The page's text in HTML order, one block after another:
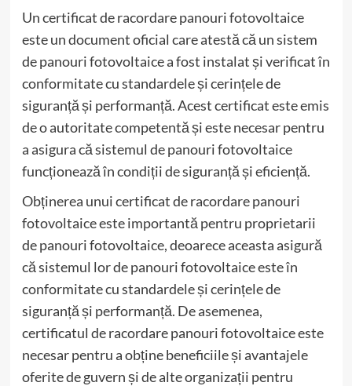
Un certificat de racordare panouri fotovoltaice
este un document oficial care atestă că un sistem
de panouri fotovoltaice a fost instalat și verificat în
conformitate cu standardele și cerințele de
siguranță și performanță. Acest certificat este emis
de o autoritate competentă și este necesar pentru
a asigura că sistemul de panouri fotovoltaice
funcționează în condiții de siguranță și eficiență.
Obținerea unui certificat de racordare panouri
fotovoltaice este importantă pentru proprietarii
de panouri fotovoltaice, deoarece aceasta asigură
că sistemul lor de panouri fotovoltaice este în
conformitate cu standardele și cerințele de
siguranță și performanță. De asemenea,
certificatul de racordare panouri fotovoltaice este
necesar pentru a obține beneficiile și avantajele
oferite de guvern și de alte organizații pentru